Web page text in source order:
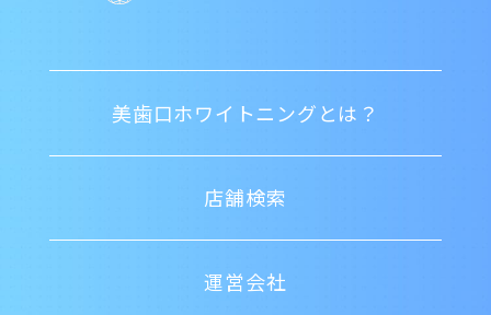
美歯口ホワイトニングとは？
店舗検索
運営会社